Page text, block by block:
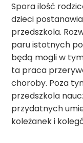
Spora ilość
dzieci
przedszkola.
paru istotnych
będą mogli w
ta praca
choroby. Poza
przedszkola
przydatnych
koleżanek i